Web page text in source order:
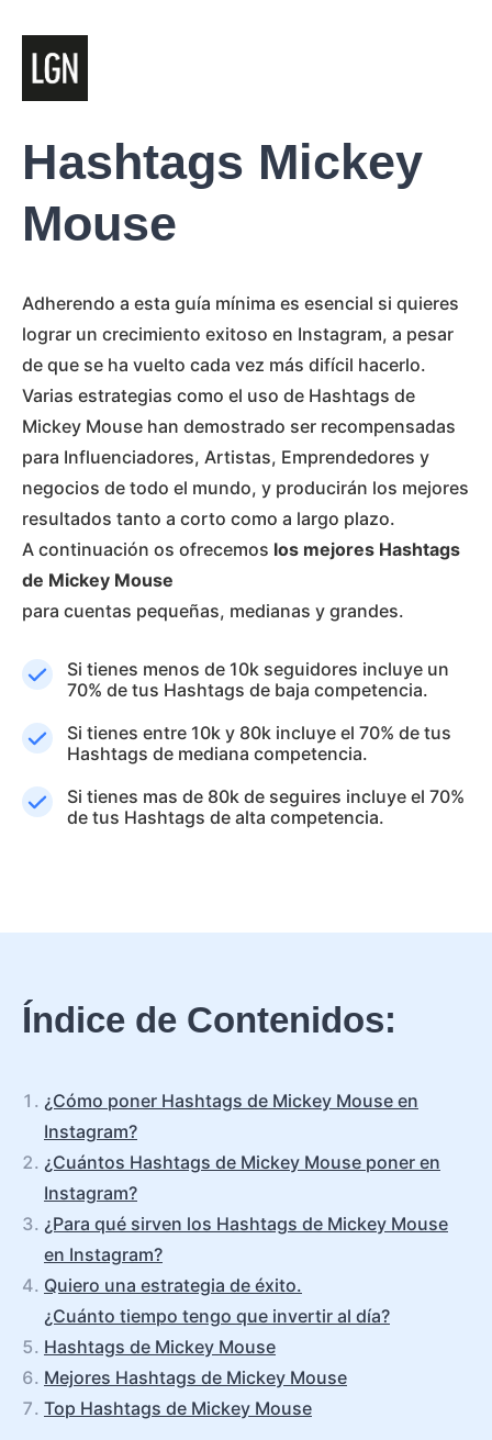
Hashtags Mickey
Mouse
Adherendo a esta guía mínima es esencial si quieres
lograr un crecimiento exitoso en Instagram, a pesar
de que se ha vuelto cada vez más difícil hacerlo.
Varias estrategias como el uso de Hashtags de
Mickey Mouse han demostrado ser recompensadas
para Influenciadores, Artistas, Emprendedores y
negocios de todo el mundo, y producirán los mejores
resultados tanto a corto como a largo plazo.
A continuación os ofrecemos los mejores Hashtags
de Mickey Mouse
para cuentas pequeñas, medianas y grandes.
Si tienes menos de 10k seguidores incluye un
70% de tus Hashtags de baja competencia.
Si tienes entre 10k y 80k incluye el 70% de tus
Hashtags de mediana competencia.
Si tienes mas de 80k de seguires incluye el 70%
de tus Hashtags de alta competencia.
Índice de Contenidos:
¿Cómo poner Hashtags de Mickey Mouse en
Instagram?
¿Cuántos Hashtags de Mickey Mouse poner en
Instagram?
¿Para qué sirven los Hashtags de Mickey Mouse
en Instagram?
Quiero una estrategia de éxito.
¿Cuánto tiempo tengo que invertir al día?
Hashtags de Mickey Mouse
Mejores Hashtags de Mickey Mouse
Top Hashtags de Mickey Mouse